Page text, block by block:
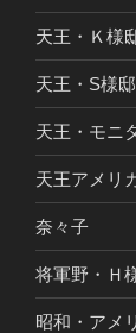
天王・Ｋ様
天王・S様邸
天王・モニ
天王アメリ
奈々子
将軍野・Ｈ
昭和・アメ